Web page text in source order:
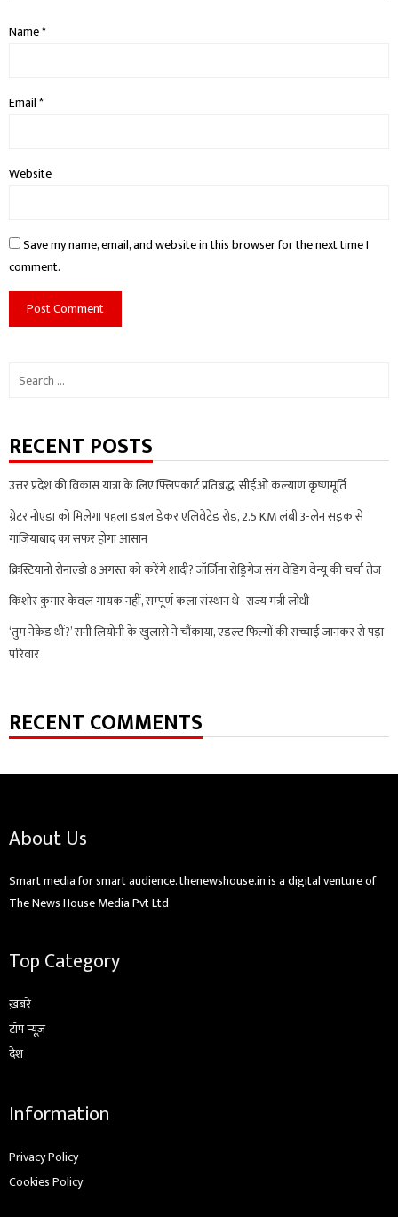
Name*
Email*
Website
Save my name, email, and website in this browser for the next time I
comment.
Search
RECENT POSTS
उत्तर प्रदेश की विकास यात्रा के लिए फ्लिपकार्ट प्रतिबद्ध: सीईओ कल्याण कृष्णमूर्ति
ग्रेटर नोएडा को मिलेगा पहला डबल डेकर एलिवेटेड रोड, 2.5 KM लंबी 3-लेन सड़क से
गाजियाबाद का सफर होगा आसान
क्रिस्टियानो रोनाल्डो 8 अगस्त को करेंगे शादी? जॉर्जिना रोड्रिगेज संग वेडिंग वेन्यू की चर्चा तेज
किशोर कुमार केवल गायक नहीं, सम्पूर्ण कला संस्थान थे- राज्य मंत्री लोधी
‘तुम नेकेड थीं?’ सनी लियोनी के खुलासे ने चौंकाया, एडल्ट फिल्मों की सच्चाई जानकर रो पड़ा
परिवार
RECENT COMMENTS
About Us
Smart media for smart audience. thenewshouse.in is a digital venture of
The News House Media Pvt Ltd
Top Category
ख़बरें
टॉप न्यूज़
देश
Information
Privacy Policy
Cookies Policy